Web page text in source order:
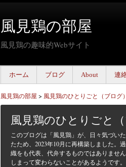
風見鶏の部屋
風見鶏の趣味的Webサイト
ホーム ブログ About 連
風見鶏の部屋 > 風見鶏のひとりごと（ブログ）
風見鶏のひとりごと（
このブログは「風見鶏」が、日々気づい
たため、2023年10月に再構築しました。過
織をも代表、代弁するものではありませ
しまって変わらないことがあるようです